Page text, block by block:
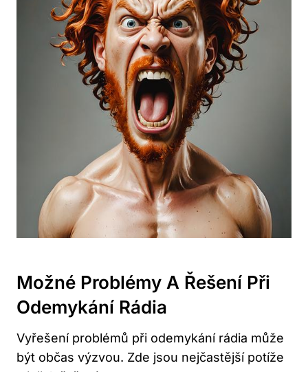
Možné Problémy A⁤ Řešení Při
Odemykání Rádia
Vyřešení ‌problémů ⁤při odemykání rádia může
být občas výzvou. Zde jsou nejčastější potíže